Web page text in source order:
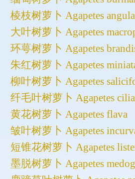
棱枝树萝卜 Agapetes
大叶树萝卜 Agapetes
环萼树萝卜 Agapetes
朱红树萝卜 Agapetes
柳叶树萝卜 Agapetes
纤毛叶树萝卜 Agapetes
黄花树萝卜 Agapetes flava
皱叶树萝卜 Agapetes
短锥花树萝卜 Agapetes
墨脱树萝卜 Agapetes